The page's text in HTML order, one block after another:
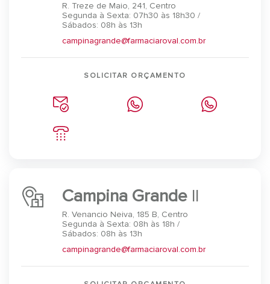
R. Treze de Maio, 241, Centro
Segunda à Sexta: 07h30 às 18h30 /
Sábados: 08h às 13h
campinagrande@farmaciaroval.com.br
SOLICITAR ORÇAMENTO
Campina Grande II
R. Venancio Neiva, 185 B, Centro
Segunda à Sexta: 08h às 18h /
Sábados: 08h às 13h
campinagrande@farmaciaroval.com.br